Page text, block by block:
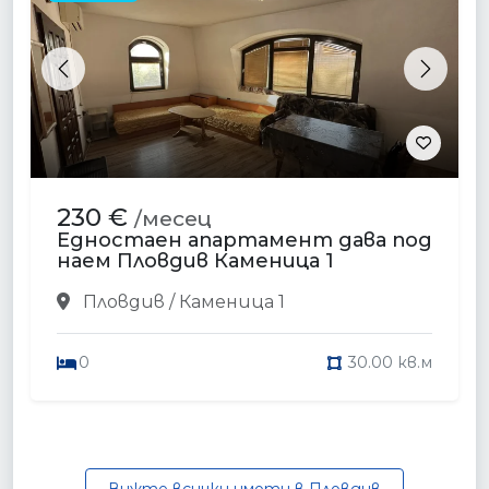
Previous Next
230 € /месец
Едностаен апартамент дава под
наем Пловдив Каменица 1
Пловдив / Каменица 1
0 30.00 кв.м